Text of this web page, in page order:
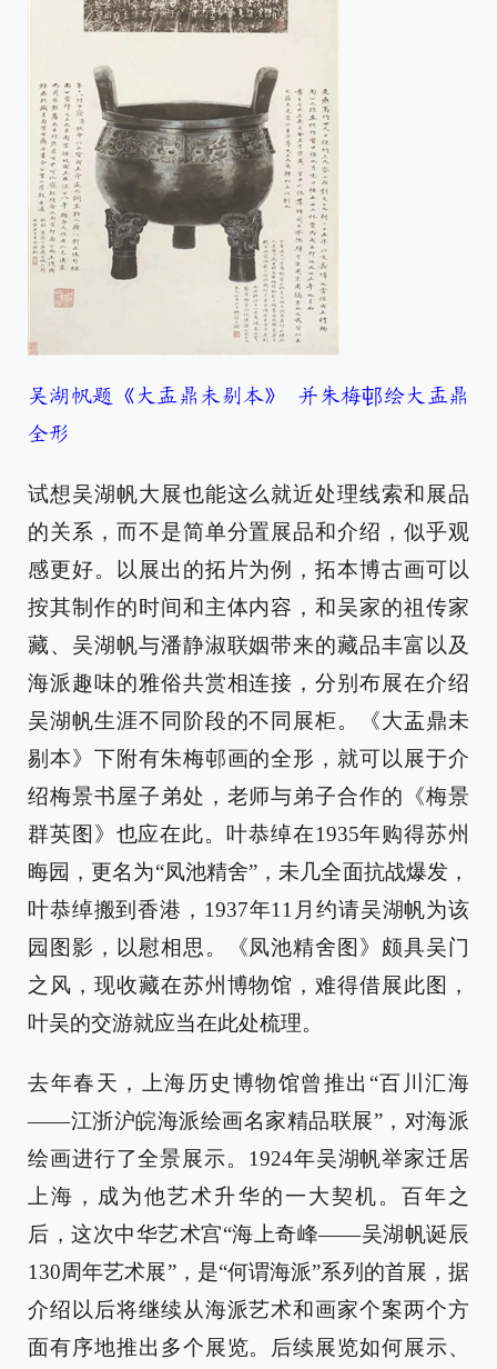
吴湖帆题《大盂鼎未剔本》 并朱梅邨绘大盂鼎
全形
试想吴湖帆大展也能这么就近处理线索和展品
的关系，而不是简单分置展品和介绍，似乎观
感更好。以展出的拓片为例，拓本博古画可以
按其制作的时间和主体内容，和吴家的祖传家
藏、吴湖帆与潘静淑联姻带来的藏品丰富以及
海派趣味的雅俗共赏相连接，分别布展在介绍
吴湖帆生涯不同阶段的不同展柜。《大盂鼎未
剔本》下附有朱梅邨画的全形，就可以展于介
绍梅景书屋子弟处，老师与弟子合作的《梅景
群英图》也应在此。叶恭绰在1935年购得苏州
晦园，更名为“凤池精舍”，未几全面抗战爆发，
叶恭绰搬到香港，1937年11月约请吴湖帆为该
园图影，以慰相思。《凤池精舍图》颇具吴门
之风，现收藏在苏州博物馆，难得借展此图，
叶吴的交游就应当在此处梳理。
去年春天，上海历史博物馆曾推出“百川汇海
——江浙沪皖海派绘画名家精品联展”，对海派
绘画进行了全景展示。1924年吴湖帆举家迁居
上海，成为他艺术升华的一大契机。百年之
后，这次中华艺术宫“海上奇峰——吴湖帆诞辰
130周年艺术展”，是“何谓海派”系列的首展，据
介绍以后将继续从海派艺术和画家个案两个方
面有序地推出多个展览。后续展览如何展示、